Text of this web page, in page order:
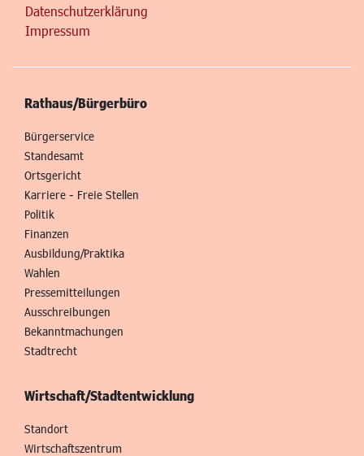
Datenschutzerklärung
Impressum
Rathaus/Bürgerbüro
Bürgerservice
Standesamt
Ortsgericht
Karriere - Freie Stellen
Politik
Finanzen
Ausbildung/Praktika
Wahlen
Pressemitteilungen
Ausschreibungen
Bekanntmachungen
Stadtrecht
Wirtschaft/Stadtentwicklung
Standort
Wirtschaftszentrum